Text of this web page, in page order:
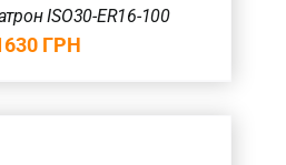
ISO30-ER16-100
ГРН